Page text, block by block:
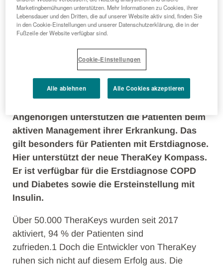
TheraKey, der beliebte digitale
Therapiebegleiter, hat einen weiteren
Meilenstein erreicht. Schon immer war es der
Anspruch des Programms, Arzt und Patienten
optimal in der Therapie zu begleiten. Mit dem
neuen TheraKey gelingt dies noch besser:
Personalisierte Informationen, persönliches
Angehörigen unterstützen die Patienten beim
aktiven Management ihrer Erkrankung. Das
gilt besonders für Patienten mit Erstdiagnose.
Hier unterstützt der neue TheraKey Kompass.
Er ist verfügbar für die Erstdiagnose COPD
und Diabetes sowie die Ersteinstellung mit
Insulin.
Über 50.000 TheraKeys wurden seit 2017
aktiviert, 94 % der Patienten sind
zufrieden.1 Doch die Entwickler von TheraKey
ruhen sich nicht auf diesem Erfolg aus. Die
Marketingbemühungen unterstützen. Mehr Informationen zu Cookies, ihrer
Lebensdauer und den Dritten, die auf unserer Website aktiv sind, finden Sie
in den Cookie-Einstellungen und unserer Datenschutzerklärung, die in der
Fußzeile der Website verfügbar sind.
Cookie-Einstellungen
Alle ablehnen Alle Cookies akzeptieren